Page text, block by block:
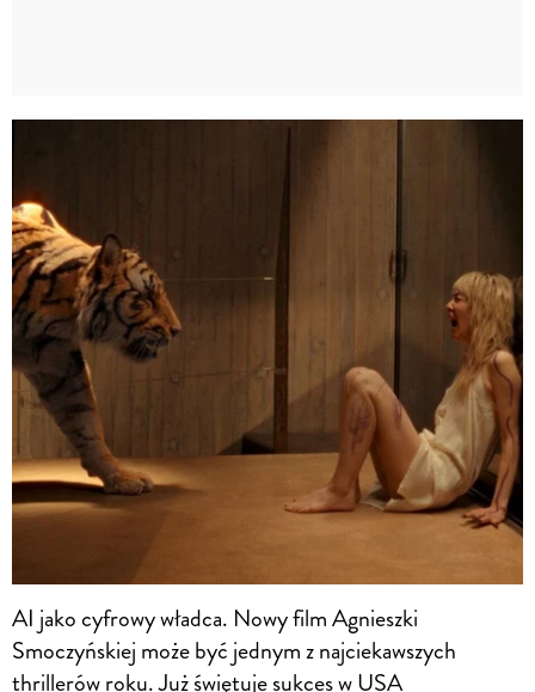
AI jako cyfrowy władca. Nowy film Agnieszki
Smoczyńskiej może być jednym z najciekawszych
thrillerów roku. Już świętuje sukces w USA